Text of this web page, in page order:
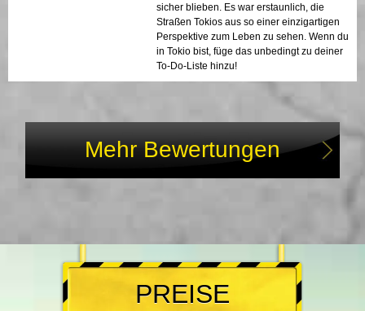
sicher blieben. Es war erstaunlich, die
Straßen Tokios aus so einer einzigartigen
Perspektive zum Leben zu sehen. Wenn du
in Tokio bist, füge das unbedingt zu deiner
To-Do-Liste hinzu!
Mehr Bewertungen
PREISE